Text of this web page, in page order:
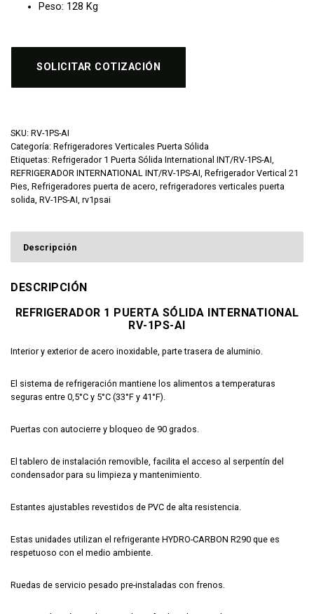
Peso: 128 Kg
SOLICITAR COTIZACIÓN
SKU: RV-1PS-AI
Categoría: Refrigeradores Verticales Puerta Sólida
Etiquetas: Refrigerador 1 Puerta Sólida International INT/RV-1PS-AI,
REFRIGERADOR INTERNATIONAL INT/RV-1PS-AI, Refrigerador Vertical 21
Pies, Refrigeradores puerta de acero, refrigeradores verticales puerta
solida, RV-1PS-AI, rv1psai
Descripción
DESCRIPCIÓN
REFRIGERADOR 1 PUERTA SÓLIDA INTERNATIONAL
RV-1PS-AI
Interior y exterior de acero inoxidable, parte trasera de aluminio.
El sistema de refrigeración mantiene los alimentos a temperaturas
seguras entre 0,5°C y 5°C (33°F y 41°F).
Puertas con autocierre y bloqueo de 90 grados.
El tablero de instalación removible, facilita el acceso al serpentín del
condensador para su limpieza y mantenimiento.
Estantes ajustables revestidos de PVC de alta resistencia.
Estas unidades utilizan el refrigerante HYDRO-CARBON R290 que es
respetuoso con el medio ambiente.
Ruedas de servicio pesado pre-instaladas con frenos.